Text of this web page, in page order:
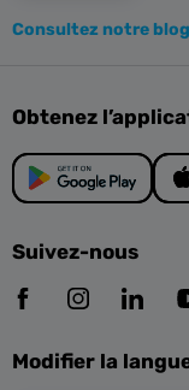
Consultez notre
Obtenez
Suivez-nous
Modifier la